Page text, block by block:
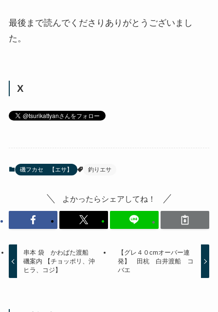
【オキアミハード&ボイル加工】エサ代節約、ベタ
最後まで読んでくださりありがとうございまし
X
よかったらシェアしてね！